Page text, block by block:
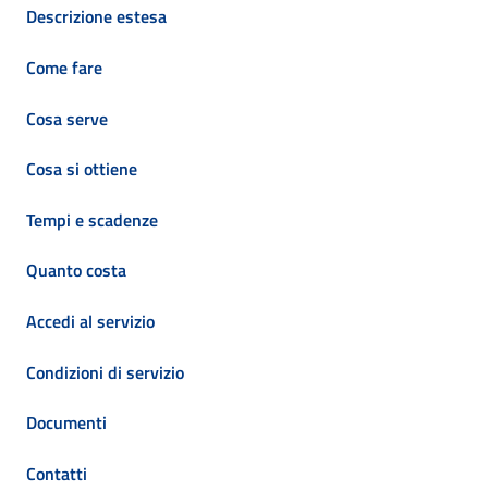
Descrizione estesa
Come fare
Cosa serve
Cosa si ottiene
Tempi e scadenze
Quanto costa
Accedi al servizio
Condizioni di servizio
Documenti
Contatti